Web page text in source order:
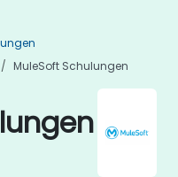
MuleSoft Schulungen